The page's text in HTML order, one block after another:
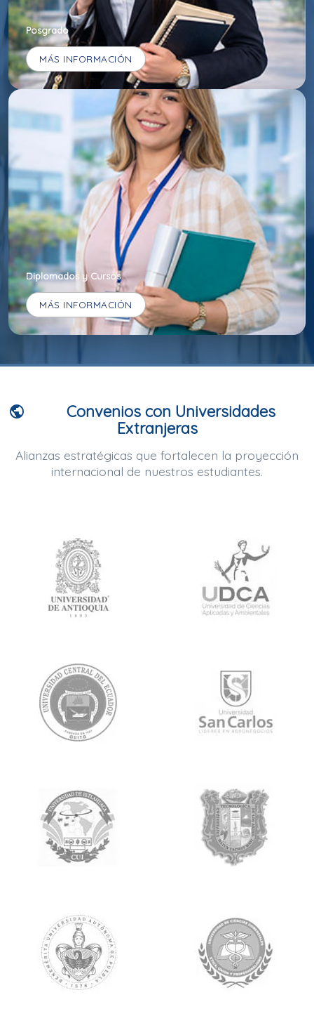
Posgrado
MÁS INFORMACIÓN
Diplomados y Cursos
MÁS INFORMACIÓN
public
Convenios con Universidades
Extranjeras
Alianzas estratégicas que fortalecen la proyección
internacional de nuestros estudiantes.